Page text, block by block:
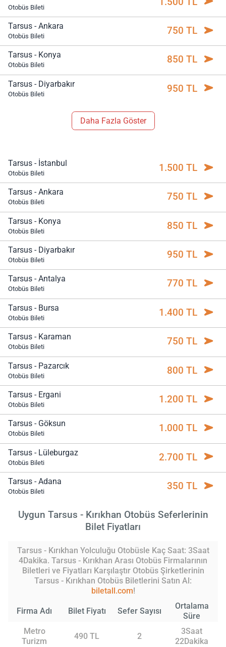
Otobüs Bileti
Tarsus - Ankara
Otobüs Bileti 750 TL
Tarsus - Konya
Otobüs Bileti 850 TL
Tarsus - Diyarbakır
Otobüs Bileti 950 TL
Daha Fazla Göster
Tarsus - İstanbul
Otobüs Bileti 1.500 TL
Tarsus - Ankara
Otobüs Bileti 750 TL
Tarsus - Konya
Otobüs Bileti 850 TL
Tarsus - Diyarbakır
Otobüs Bileti 950 TL
Tarsus - Antalya
Otobüs Bileti 770 TL
Tarsus - Bursa
Otobüs Bileti 1.400 TL
Tarsus - Karaman
Otobüs Bileti 750 TL
Tarsus - Pazarcık
Otobüs Bileti 800 TL
Tarsus - Ergani
Otobüs Bileti 1.200 TL
Tarsus - Göksun
Otobüs Bileti 1.000 TL
Tarsus - Lüleburgaz
Otobüs Bileti 2.700 TL
Tarsus - Adana
Otobüs Bileti 350 TL
Uygun Tarsus - Kırıkhan Otobüs Seferlerinin
Bilet Fiyatları
Tarsus - Kırıkhan Yolculuğu Otobüsle Kaç Saat: 3Saat
4Dakika. Tarsus - Kırıkhan Arası Otobüs Firmalarının
Biletleri ve Fiyatları Karşılaştır Otobüs Şirketlerinin
Tarsus - Kırıkhan Otobüs Biletlerini Satın Al:
biletall.com!
Firma Adı Bilet Fiyatı Sefer Sayısı
Ortalama
Süre
Metro
Turizm
490 TL 2
3Saat
22Dakika